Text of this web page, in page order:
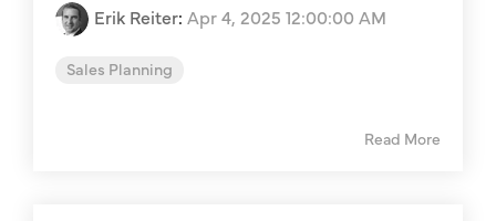
Erik Reiter: Apr 4, 2025 12:00:00 AM
Sales Planning
Read More